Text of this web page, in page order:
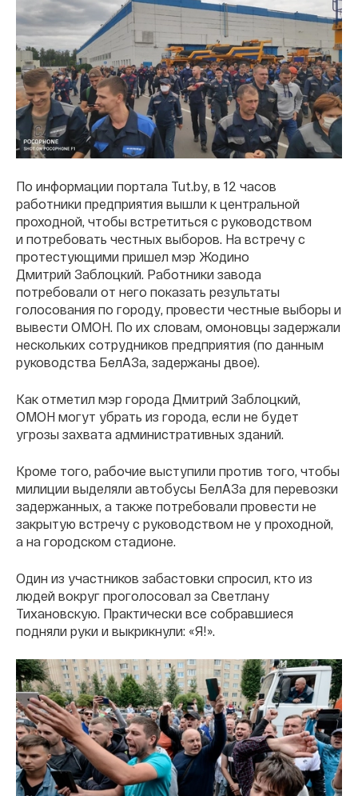
По информации портала Tut.by, в 12 часов
работники предприятия вышли к центральной
проходной, чтобы встретиться с руководством
и потребовать честных выборов. На встречу с
протестующими пришел мэр Жодино
Дмитрий Заблоцкий. Работники завода
потребовали от него показать результаты
голосования по городу, провести честные выборы и
вывести ОМОН. По их словам, омоновцы задержали
нескольких сотрудников предприятия (по данным
руководства БелАЗа, задержаны двое).
Как отметил мэр города Дмитрий Заблоцкий,
ОМОН могут убрать из города, если не будет
угрозы захвата административных зданий.
Кроме того, рабочие выступили против того, чтобы
милиции выделяли автобусы БелАЗа для перевозки
задержанных, а также потребовали провести не
закрытую встречу с руководством не у проходной,
а на городском стадионе.
Один из участников забастовки спросил, кто из
людей вокруг проголосовал за Светлану
Тихановскую. Практически все собравшиеся
подняли руки и выкрикнули: «Я!».